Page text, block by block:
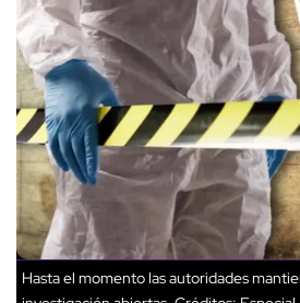
Hasta el momento las autoridades